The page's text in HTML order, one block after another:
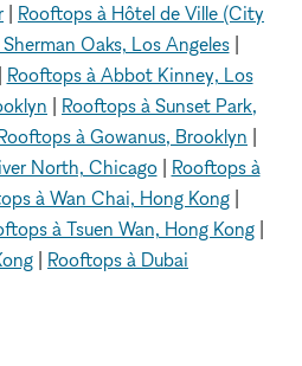
Rooftops à Hôtel de Ville (City
Oaks, Los Angeles|
Rooftops à Abbot Kinney, Los
Rooftops à Sunset Park,
à Gowanus, Brooklyn
North, Chicago| Rooftops à
à Wan Chai, Hong Kong|
à Tsuen Wan, Hong Kong|
Rooftops à Dubai